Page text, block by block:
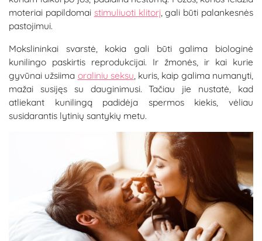
moteriai papildomai stimuliuoti klitorį, gali būti palankesnės
pastojimui.
Mokslininkai svarstė, kokia gali būti galima biologinė
kunilingo paskirtis reprodukcijai. Ir žmonės, ir kai kurie
gyvūnai užsiima oraliniu seksu, kuris, kaip galima numanyti,
mažai susijęs su dauginimusi. Tačiau jie nustatė, kad
atliekant kunilingą padidėja spermos kiekis, vėliau
susidarantis lytinių santykių metu.